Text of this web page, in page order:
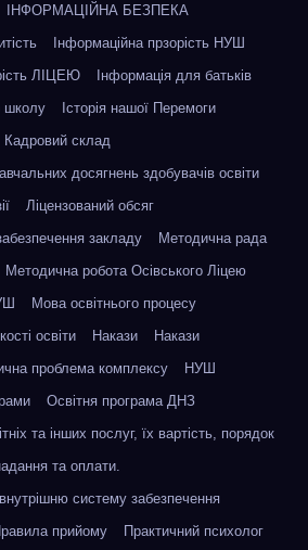
ІНФОРМАЦІЙНА БЕЗПЕКА
Інформаційна прзорість НУШ
ЛІЦЕЮ
Інформація для батьків
школу
Історія нашої Перемоги
Кадровий склад
досягнень здобувачів освіти
Ліцензований обсяг
закладу
Методична рада
Методична робота Осівського Ліцею
Мова освітнього процесу
освіти
Накази
Накази
проблема комплексу
НУШ
Освітня програма ДНЗ
та інших послуг, їх вартість, порядок
та оплати.
систему забезпечення
прийому
Практичний психолог